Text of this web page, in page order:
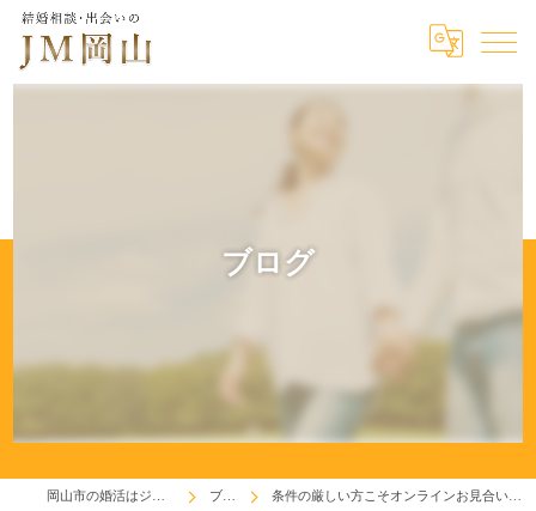
ブログ
ブログ 条件の厳しい方こそオンラインお見合いを取り入れてほしい！